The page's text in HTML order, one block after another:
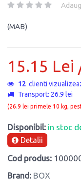
(MAB)
12 clienti
Transport: 26.9 lei
(26.9 lei primele 10 kg,
Disponibil: in stoc
Detalii
Cod produs:
Brand: BOX